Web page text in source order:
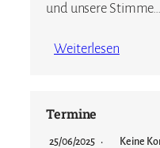
und unsere Stimme…
Weiterlesen
Termine
25/06/2025 Keine